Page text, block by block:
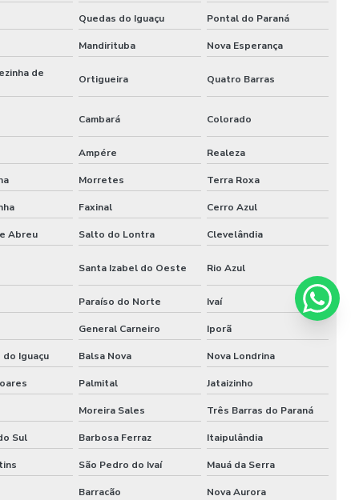
Quedas do Iguaçu Pontal do Paraná
Mandirituba Nova Esperança
de Ortigueira Quatro Barras
Cambará Colorado
Ampére Realeza
Morretes Terra Roxa
Faxinal Cerro Azul
Abreu Salto do Lontra Clevelândia
Santa Izabel do Oeste Rio Azul
Paraíso do Norte Ivaí
General Carneiro Iporã
Iguaçu Balsa Nova Nova Londrina
Palmital Jataizinho
Moreira Sales Três Barras do Paraná
Sul Barbosa Ferraz Itaipulândia
São Pedro do Ivaí Mauá da Serra
Barracão Nova Aurora